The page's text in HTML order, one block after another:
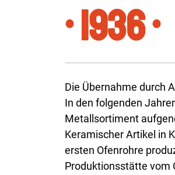
• 1936 •
Die Übernahme durch
In den folgenden
Metallsortiment
Keramischer Artikel in
ersten Ofenrohre
Produktionsstätte vom